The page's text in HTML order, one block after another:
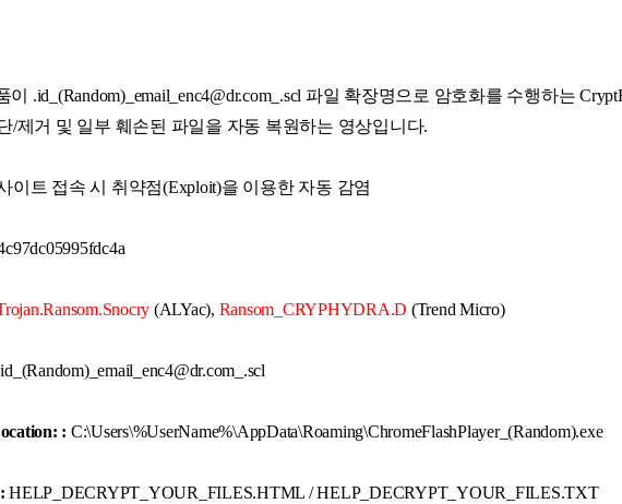
.id_(Random)_email_enc4@dr.com_.scl 파일 확장명으로 암호화를 수행하는
/제거 및 일부 훼손된 파일을 자동 복원하는 영상입니다.
이트 접속 시 취약점(Exploit)을 이용한 자동 감염
(ALYac), Ransom_CRYPHYDRA.D (Trend Micro)
: C:\Users\%UserName%\AppData\Roaming\ChromeFlashPlayer_(Random).exe
HELP_DECRYPT_YOUR_FILES.HTML / HELP_DECRYPT_YOUR_FILES.TXT